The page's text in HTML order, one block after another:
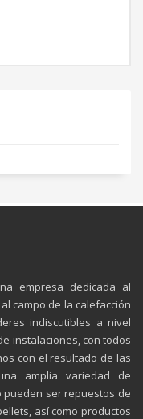
empresa dedicada al
campo de la calefacción
indiscutibles a nivel
instalaciones, con todos
con el resultado de las
amplia variedad de
pueden ser repuestos de
así como productos